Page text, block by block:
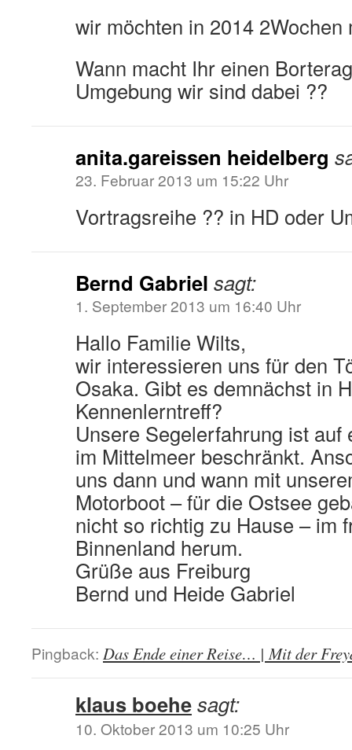
wir möchten in 2014 2Wochen
Wann macht Ihr einen
Umgebung wir sind dabei ??
anita.gareissen heidelberg
23. Februar 2013 um 15:22 Uhr
Vortragsreihe ?? in HD oder
Bernd Gabriel sagt:
1. September 2013 um 16:40 Uhr
Hallo Familie Wilts,
wir interessieren uns für den
Osaka. Gibt es demnächst in
Kennenlerntreff?
Unsere Segelerfahrung ist auf
im Mittelmeer beschränkt.
uns dann und wann mit
Motorboot – für die Ostsee
nicht so richtig zu Hause – im
Binnenland herum.
Grüße aus Freiburg
Bernd und Heide Gabriel
Pingback: Das Ende einer Reise… | Mit der
klaus boehesagt:
10. Oktober 2013 um 10:25 Uhr